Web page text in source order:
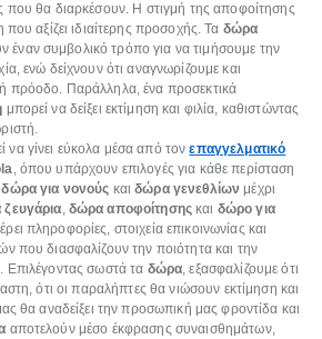
που θα διαρκέσουν. Η στιγμή της αποφοίτησης
που αξίζει ιδιαίτερης προσοχής. Τα δώρα
έναν συμβολικό τρόπο για να τιμήσουμε την
ενώ δείχνουν ότι αναγνωρίζουμε και
πρόοδο. Παράλληλα, ένα προσεκτικά
μπορεί να δείξει εκτίμηση και φιλία, καθιστώντας
να γίνει εύκολα μέσα από τονεπαγγελματικό
, όπου υπάρχουν επιλογές για κάθε περίσταση
δώρα για νονούς καιδώρα γενεθλίων μέχρι
, δώρα αποφοίτησης και δώρο για
πληροφορίες, στοιχεία επικοινωνίας και
που διασφαλίζουν την ποιότητα και την
Επιλέγοντας σωστά τα δώρα, εξασφαλίζουμε ότι
ότι οι παραλήπτες θα νιώσουν εκτίμηση και
θα αναδείξει την προσωπική μας φροντίδα και
αποτελούν μέσο έκφρασης συναισθημάτων,